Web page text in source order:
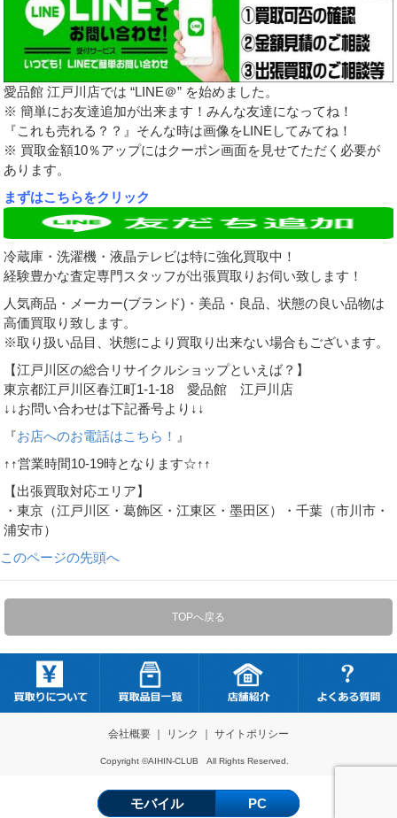
愛品館 江戸川店では “LINE＠” を始めました。
※ 簡単にお友達追加が出来ます！みんな友達になってね！
『これも売れる？？』そんな時は画像をLINEしてみてね！
※ 買取金額10％アップにはクーポン画面を見せてただく必要が
あります。
まずはこちらをクリック
冷蔵庫・洗濯機・液晶テレビは特に強化買取中！
経験豊かな査定専門スタッフが出張買取りお伺い致します！
人気商品・メーカー(ブランド)・美品・良品、状態の良い品物は
高価買取り致します。
※取り扱い品目、状態により買取り出来ない場合もございます。
【江戸川区の総合リサイクルショップといえば？】
東京都江戸川区春江町1-1-18 愛品館 江戸川店
↓↓お問い合わせは下記番号より↓↓
『お店へのお電話はこちら！ 』
↑↑営業時間10-19時となります☆↑↑
【出張買取対応エリア】
・東京（江戸川区・葛飾区・江東区・墨田区）・千葉（市川市・
浦安市）
このページの先頭へ
TOPへ戻る
会社概要｜ リンク サイトポリシー
Copyright ©AIHIN-CLUB All Rights Reserved.
モバイル PC